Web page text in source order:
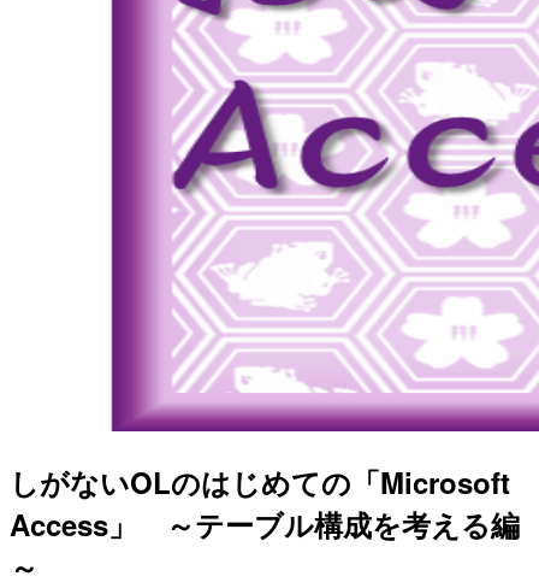
しがないOLのはじめての「Microsoft
Access」 ～テーブル構成を考える編
～